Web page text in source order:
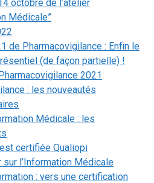
octobre de l’atelier
Médicale”
de Pharmacovigilance : Enfin le
(de façon partielle) !
2021
: les nouveautés
Médicale : les
certifiée Qualiopi
sur l’Information Médicale
: vers une certification